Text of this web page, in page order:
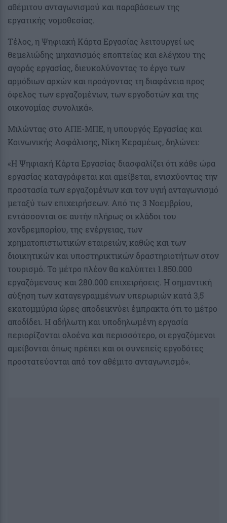
αθέμιτου ανταγωνισμού και παραβάσεων της
εργατικής νομοθεσίας.
Τέλος, η Ψηφιακή Κάρτα Εργασίας λειτουργεί ως
θεμελιώδης μηχανισμός εποπτείας και ελέγχου της
αγοράς εργασίας, διευκολύνοντας το έργο των
αρμόδιων αρχών και προάγοντας τη διαφάνεια προς
όφελος των εργαζομένων, των εργοδοτών και της
οικονομίας συνολικά».
Μιλώντας στο ΑΠΕ-ΜΠΕ, η υπουργός Εργασίας και
Κοινωνικής Ασφάλισης, Νίκη Κεραμέως, δηλώνει:
«Η Ψηφιακή Κάρτα Εργασίας διασφαλίζει ότι κάθε ώρα
εργασίας καταγράφεται και αμείβεται, ενισχύοντας την
προστασία των εργαζομένων και τον υγιή ανταγωνισμό
μεταξύ των επιχειρήσεων. Από τις 3 Νοεμβρίου,
εντάσσονται σε αυτήν πλήρως οι κλάδοι του
χονδρεμπορίου, της ενέργειας, των
χρηματοπιστωτικών εταιρειών, καθώς και των
διοικητικών και υποστηρικτικών δραστηριοτήτων στον
τουρισμό. Το μέτρο πλέον θα καλύπτει 1.850.000
εργαζόμενους και 280.000 επιχειρήσεις. Η σημαντική
αύξηση των καταγεγραμμένων υπερωριών κατά 3,5
εκατομμύρια ώρες αποδεικνύει έμπρακτα ότι το μέτρο
αποδίδει. Η αδήλωτη και υποδηλωμένη εργασία
περιορίζονται ολοένα και περισσότερο, οι εργαζόμενοι
αμείβονται όπως πρέπει και οι συνεπείς εργοδότες
προστατεύονται από τον αθέμιτο ανταγωνισμό».